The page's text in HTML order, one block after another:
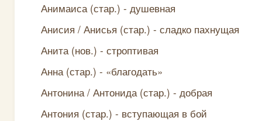
Анимаиса (стар.) - душевная
Анисия / Анисья (стар.) - сладко пахнущая
Анита (нов.) - строптивая
Анна (стар.) - «благодать»
Антонина / Антонида (стар.) - добрая
Антония (стар.) - вступающая в бой